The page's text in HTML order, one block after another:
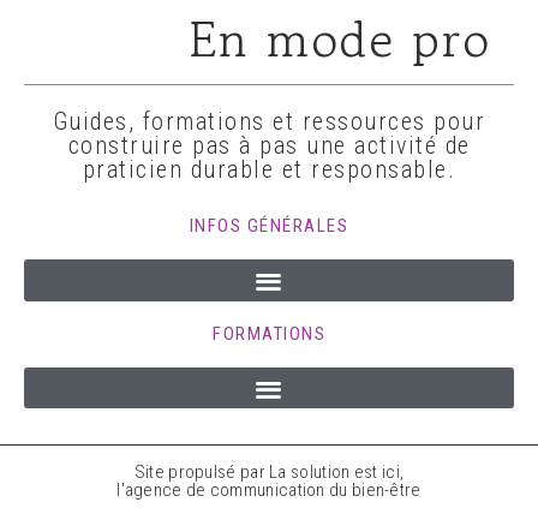
En mode pro
Guides, formations et ressources pour
construire pas à pas une activité de
praticien durable et responsable.
INFOS GÉNÉRALES
FORMATIONS
Site propulsé par La solution est ici,
l'agence de communication du bien-être